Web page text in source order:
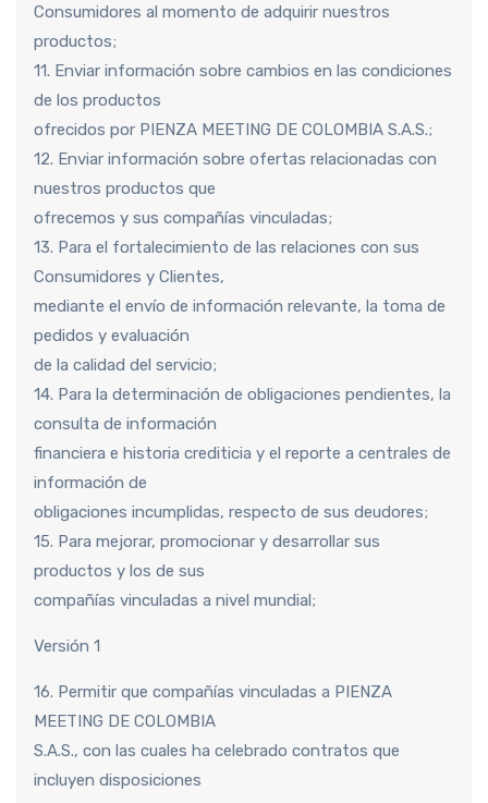
Consumidores al momento de adquirir nuestros
productos;
11. Enviar información sobre cambios en las condiciones
de los productos
ofrecidos por PIENZA MEETING DE COLOMBIA S.A.S.;
12. Enviar información sobre ofertas relacionadas con
nuestros productos que
ofrecemos y sus compañías vinculadas;
13. Para el fortalecimiento de las relaciones con sus
Consumidores y Clientes,
mediante el envío de información relevante, la toma de
pedidos y evaluación
de la calidad del servicio;
14. Para la determinación de obligaciones pendientes, la
consulta de información
financiera e historia crediticia y el reporte a centrales de
información de
obligaciones incumplidas, respecto de sus deudores;
15. Para mejorar, promocionar y desarrollar sus
productos y los de sus
compañías vinculadas a nivel mundial;
Versión 1
16. Permitir que compañías vinculadas a PIENZA
MEETING DE COLOMBIA
S.A.S., con las cuales ha celebrado contratos que
incluyen disposiciones